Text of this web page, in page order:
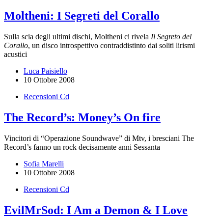
Moltheni: I Segreti del Corallo
Sulla scia degli ultimi dischi, Moltheni ci rivela Il Segreto del
Corallo, un disco introspettivo contraddistinto dai soliti lirismi
acustici
Luca Paisiello
10 Ottobre 2008
Recensioni Cd
The Record’s: Money’s On fire
Vincitori di “Operazione Soundwave” di Mtv, i bresciani The
Record’s fanno un rock decisamente anni Sessanta
Sofia Marelli
10 Ottobre 2008
Recensioni Cd
EvilMrSod: I Am a Demon & I Love